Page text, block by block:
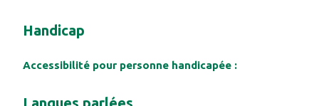
Handicap
Accessibilité pour personne handicapée :
Langues parlées